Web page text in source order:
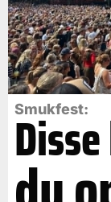
Smukfest: